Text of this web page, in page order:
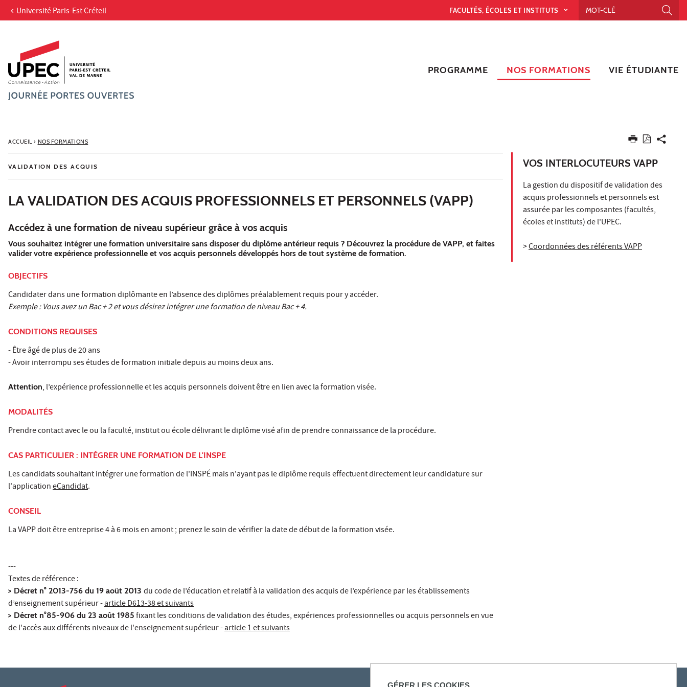
GÉRER LES COOKIES
Aller au contenu
Recherche
Université Paris-Est Créteil FACULTÉS, ÉCOLES ET INSTITUTS
PROGRAMME NOS FORMATIONS VIE ÉTUDIANTE
ACCUEIL› NOS FORMATIONS
VALIDATION DES ACQUIS
LA VALIDATION DES ACQUIS PROFESSIONNELS ET PERSONNELS (VAPP)
Accédez à une formation de niveau supérieur grâce à vos acquis
Vous souhaitez intégrer une formation universitaire sans disposer du diplôme antérieur requis ? Découvrez la procédure de VAPP, et faites
valider votre expérience professionnelle et vos acquis personnels développés hors de tout système de formation.
OBJECTIFS
Candidater dans une formation diplômante en l’absence des diplômes préalablement requis pour y accéder.
Exemple : Vous avez un Bac + 2 et vous désirez intégrer une formation de niveau Bac + 4.
CONDITIONS REQUISES
- Être âgé de plus de 20 ans
- Avoir interrompu ses études de formation initiale depuis au moins deux ans.
Attention, l’expérience professionnelle et les acquis personnels doivent être en lien avec la formation visée.
MODALITÉS
Prendre contact avec le ou la faculté, institut ou école délivrant le diplôme visé afin de prendre connaissance de la procédure.
CAS PARTICULIER : INTÉGRER UNE FORMATION DE L'INSPE
Les candidats souhaitant intégrer une formation de l'INSPÉ mais n'ayant pas le diplôme requis effectuent directement leur candidature sur
l'applicationeCandidat.
CONSEIL
La VAPP doit être entreprise 4 à 6 mois en amont ; prenez le soin de vérifier la date de début de la formation visée.
---
Textes de référence :
> Décret n° 2013-756 du 19 aoüt 2013 du code de l’éducation et relatif à la validation des acquis de l’expérience par les établissements
d’enseignement supérieur -article D613-38 et suivants
> Décret n°85-906 du 23 août 1985 fixant les conditions de validation des études, expériences professionnelles ou acquis personnels en vue
de l'accès aux différents niveaux de l'enseignement supérieur -article 1 et suivants
VOS INTERLOCUTEURS VAPP
La gestion du dispositif de validation des
acquis professionnels et personnels est
assurée par les composantes (facultés,
écoles et instituts) de l'UPEC.
>Coordonnées des référents VAPP